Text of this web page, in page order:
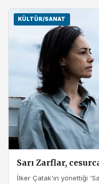
KÜLTÜR/SANAT
Sarı Zarflar,
İlker Çatak'ın yönettiği